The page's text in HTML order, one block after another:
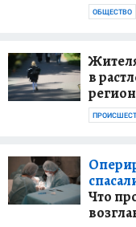
ОБЩЕСТВО
в
Что